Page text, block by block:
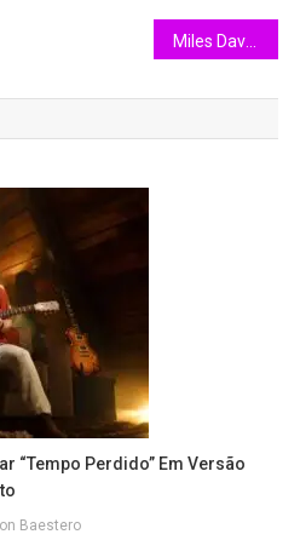
“Tempo Perdido” Em Versão
Baestero